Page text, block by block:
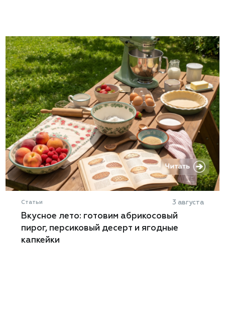
Статьи 3 августа
Вкусное лето: готовим абрикосовый
пирог, персиковый десерт и ягодные
капкейки